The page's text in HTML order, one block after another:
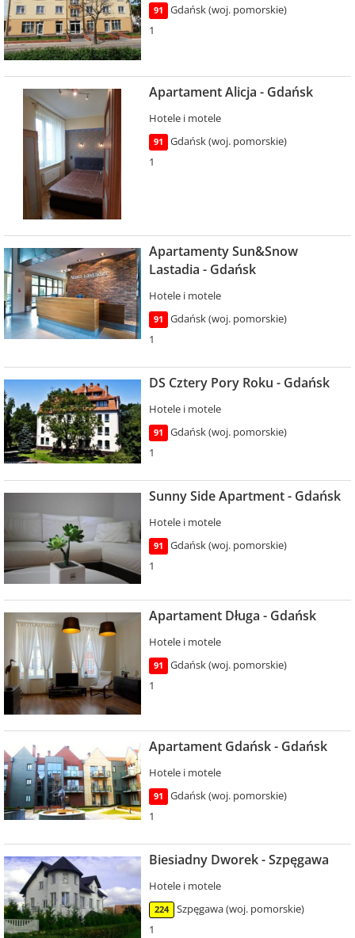
91
Gdańsk (woj. pomorskie)
1
Apartament Alicja - Gdańsk
Hotele i motele
91
Gdańsk (woj. pomorskie)
1
Apartamenty Sun&Snow
Lastadia - Gdańsk
Hotele i motele
91
Gdańsk (woj. pomorskie)
1
DS Cztery Pory Roku - Gdańsk
Hotele i motele
91
Gdańsk (woj. pomorskie)
1
Sunny Side Apartment - Gdańsk
Hotele i motele
91
Gdańsk (woj. pomorskie)
1
Apartament Długa - Gdańsk
Hotele i motele
91
Gdańsk (woj. pomorskie)
1
Apartament Gdańsk - Gdańsk
Hotele i motele
91
Gdańsk (woj. pomorskie)
1
Biesiadny Dworek - Szpęgawa
Hotele i motele
224
Szpęgawa (woj. pomorskie)
1